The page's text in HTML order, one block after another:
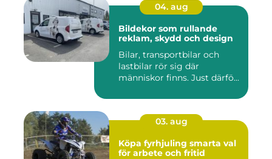
04. aug
Bildekor som rullande
reklam, skydd och design
Bilar, transportbilar och
lastbilar rör sig där
människor finns. Just därfö...
03. aug
Köpa fyrhjuling smarta val
för arbete och fritid